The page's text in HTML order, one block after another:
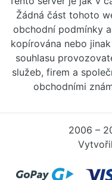
Žádná část tohoto
obchodní podmínky
kopírována nebo
souhlasu
služeb, firem a
obchodními
2006 –
Vytvořil